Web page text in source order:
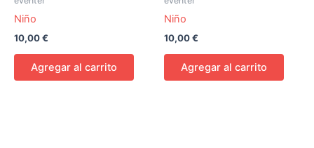
Niño
10,00€
Agregar al carrito
Niño
10,00€
Agregar al carrito